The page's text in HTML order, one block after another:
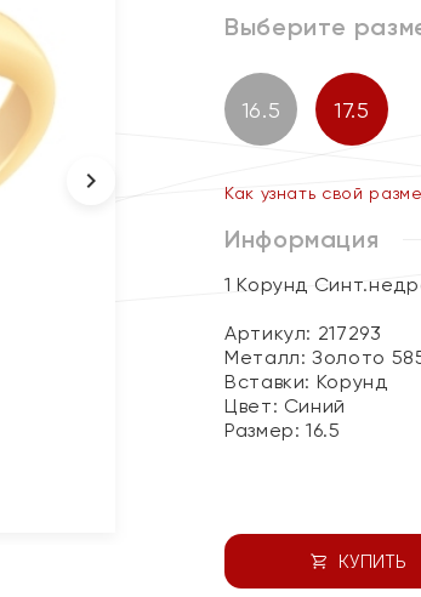
Выберите
16.5 17.5
Как узнать свой
Информация
1 Корунд
Артикул: 217293
Металл:Золото
Вставки: Корунд
Цвет: Синий
Размер:16.5
КУПИТЬ